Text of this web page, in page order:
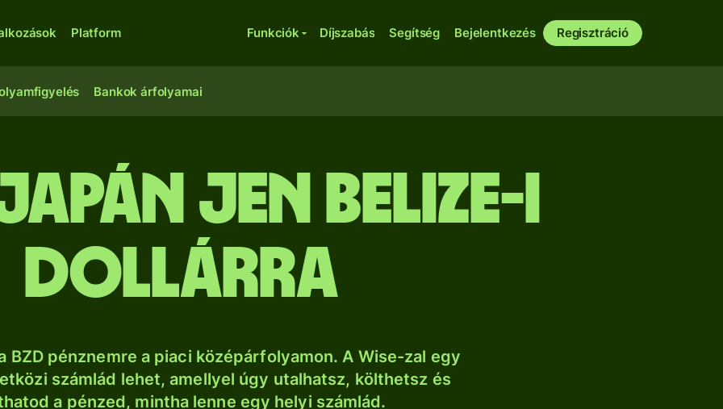
Platform Funkciók Díjszabás Segítség Bejelentkezés Regisztráció
Bankok árfolyamai
jen belize-i
dollárra
BZD pénznemre a piaci középárfolyamon. A Wise-zal egy
számlád lehet, amellyel úgy utalhatsz, költhetsz és
a pénzed, mintha lenne egy helyi számlád.